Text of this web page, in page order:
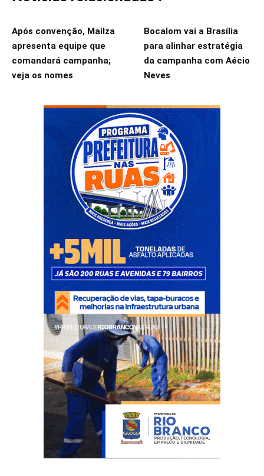
Após convenção, Mailza
apresenta equipe que
comandará campanha;
veja os nomes
Bocalom vai a Brasília
para alinhar estratégia
da campanha com Aécio
Neves